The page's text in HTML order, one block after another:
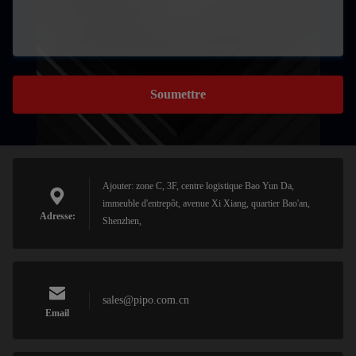
Soumettre
Adresse:
Ajouter: zone C, 3F, centre logistique Bao Yun Da,
immeuble d'entrepôt, avenue Xi Xiang, quartier Bao'an,
Shenzhen,
Email
sales@pipo.com.cn